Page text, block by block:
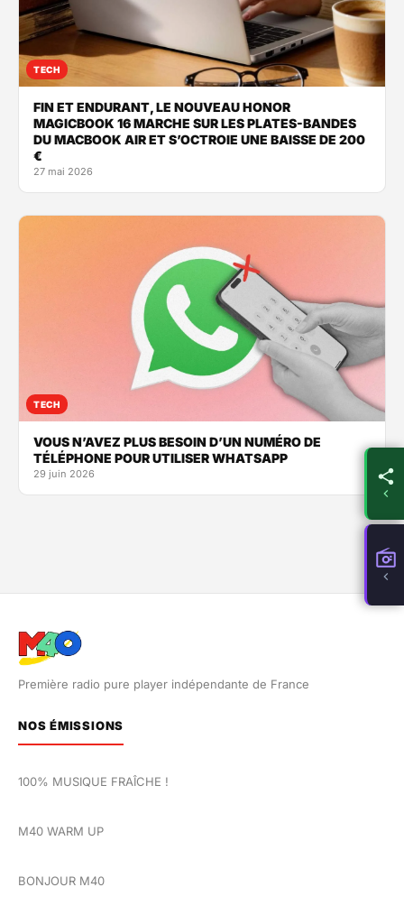
TECH
FIN ET ENDURANT, LE NOUVEAU HONOR
MAGICBOOK 16 MARCHE SUR LES PLATES-BANDES
DU MACBOOK AIR ET S’OCTROIE UNE BAISSE DE 200
€
27 mai 2026
TECH
VOUS N’AVEZ PLUS BESOIN D’UN NUMÉRO DE
TÉLÉPHONE POUR UTILISER WHATSAPP
29 juin 2026
Première radio pure player indépendante de France
NOS ÉMISSIONS
100% MUSIQUE FRAÎCHE !
M40 WARM UP
BONJOUR M40